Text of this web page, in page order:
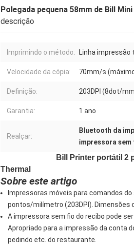
Polegada pequena 58mm de Bill
descrição
Imprimindo o método: Linha impressão
Velocidade da cópia: 70mm/s
Definição: 203DPI (8dot/
Garantia: 1 ano
Realçar:
Bluetooth da
impressora sem
Bill Printer portátil 2
Thermal
Sobre este artigo
Impressoras móveis para comandos
pontos/milímetro (203DPI). Dimensões
A impressora sem fio do recibo pode
Apropriado para a impressão da conta
pedindo etc. do restaurante.